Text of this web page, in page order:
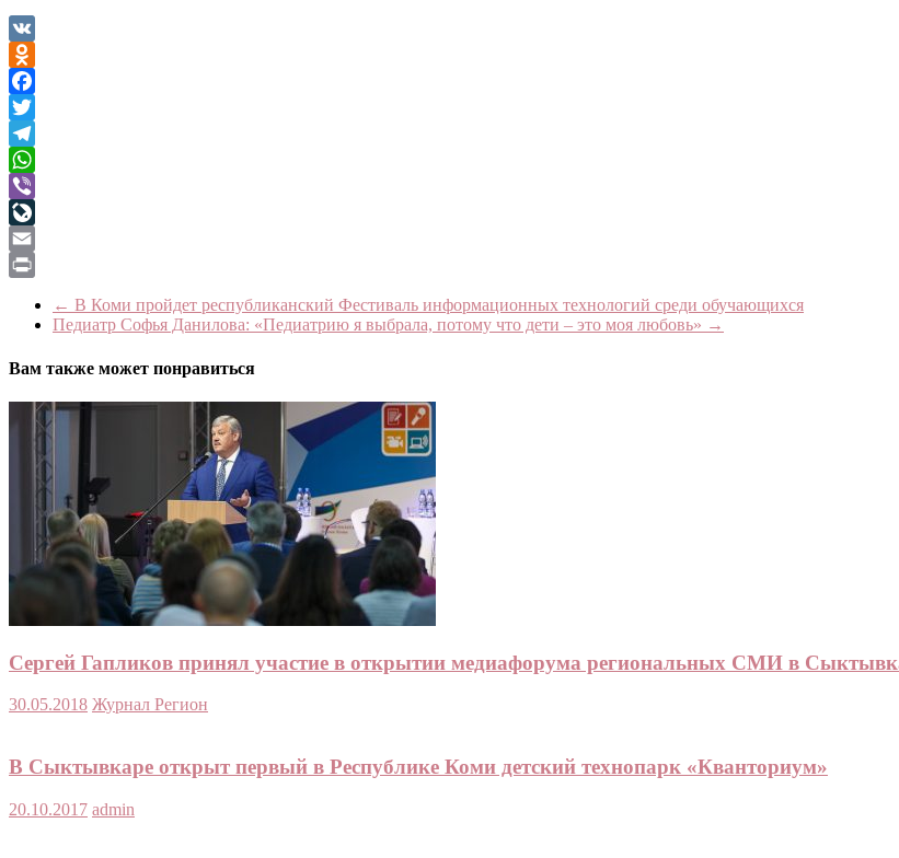
VK
Odnoklassniki
Facebook
Twitter
Telegram
WhatsApp
Viber
LiveJournal
Email
← В Коми пройдет республиканский Фестиваль информационных технологий среди обучающихся
Педиатр Софья Данилова: «Педиатрию я выбрала, потому что дети – это моя любовь» →
Вам также может понравиться
Сергей Гапликов принял участие в открытии медиафорума региональных СМИ в
30.05.2018 Журнал Регион
В Сыктывкаре открыт первый в Республике Коми детский технопарк «Кванториум»
20.10.2017 admin